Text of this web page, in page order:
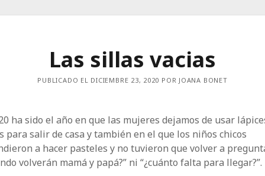
Las sillas vacias
PUBLICADO EL DICIEMBRE 23, 2020 POR JOANA BONET
ha sido el año en que las mujeres dejamos de usar
para salir de casa y también en el que los niños chicos
a hacer pasteles y no tuvieron que volver a
volverán mamá y papá?” ni “¿cuánto falta para llegar?”.